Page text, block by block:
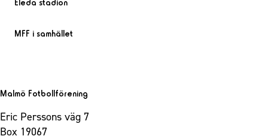
Eleda stadion
MFF i samhället
Malmö Fotbollförening
Eric Perssons väg 7
Box 19067